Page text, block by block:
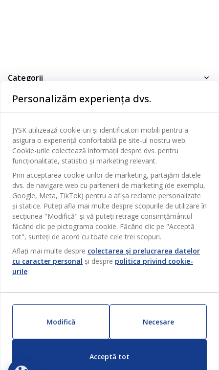
Categorii
Dormitor
Birou
Sufragerie
Bucătărie
Depozitare
Perdele
Grădină
Pentru casă
Outlet
Contact Relații Clienți
Magazine și program
Broșură
Termeni si conditii vânzări online
Garantia prețului
Garanția Produselor
Politica de confidentialitate
Card cadou
Beneficii pentru clienți
Livrare
Siguranță
JYSK
Despre JYSK
JYSK.com
Presă
Locuri de muncă
Newsletter
Inspirație
JYSK BUSINESS TO BUSINESS
Sustenabilitate
SEDIU CENTRAL
TAROL-DD S.R.L. str. Jubiliara, 41A mun. Chișinău, Republica
Moldova
JYSK BUSINESS TO BUSINESS
Vânzări și relații clienți persoane juridice
E-mail: jysk@jysk.md
JYSK RELAȚII CLIENȚI
Contact Relații Clienți
Telefon: 022 022 030
E-mail: support@jysk.md
Urmărește Jysk
Personalizăm experiența dvs.
JYSK utilizează cookie-uri și identificatori mobili pentru a
asigura o experiență confortabilă pe site-ul nostru web.
Cookie-urile colectează informații despre dvs. pentru
funcționalitate, statistici și marketing relevant.
Prin acceptarea cookie-urilor de marketing, partajăm datele
dvs. de navigare web cu partenerii de marketing (de exemplu,
Google, Meta, TikTok) pentru a afișa reclame personalizate
și statice. Puteți afla mai multe despre scopurile de utilizare în
secțiunea "Modifică" și vă puteți retrage consimțământul
făcând clic pe pictograma cookie. Făcând clic pe "Acceptă
tot", sunteți de acord cu toate cele trei scopuri.
Aflați mai multe despre colectarea și prelucrarea datelor
cu caracter personal și despre politica privind cookie-
urile.
Modifică Necesare
Acceptă tot